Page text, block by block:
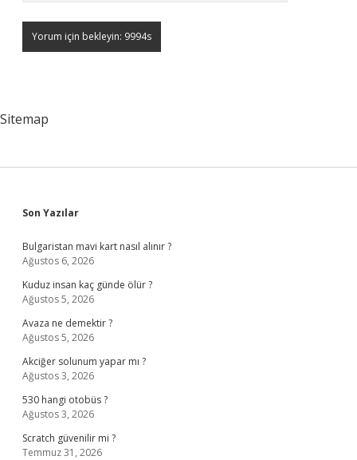
Sitemap
Sidebar
Son Yazılar
Bulgaristan mavi kart nasıl alınır ?
Ağustos 6, 2026
Kuduz insan kaç günde ölür ?
Ağustos 5, 2026
Avaza ne demektir ?
Ağustos 5, 2026
Akciğer solunum yapar mı ?
Ağustos 3, 2026
530 hangi otobüs ?
Ağustos 3, 2026
Scratch güvenilir mi ?
Temmuz 31, 2026